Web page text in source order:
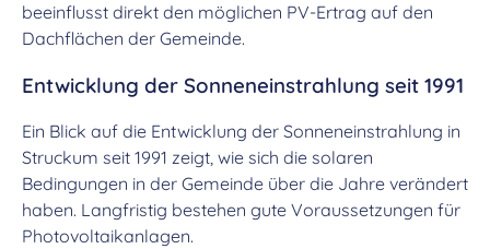
beeinflusst direkt den möglichen PV-Ertrag auf den
Dachflächen der Gemeinde.
Entwicklung der Sonneneinstrahlung seit 1991
Ein Blick auf die Entwicklung der Sonneneinstrahlung in
Struckum seit 1991 zeigt, wie sich die solaren
Bedingungen in der Gemeinde über die Jahre verändert
haben. Langfristig bestehen gute Voraussetzungen für
Photovoltaikanlagen.